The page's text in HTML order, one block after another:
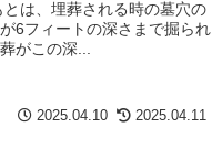
とは、埋葬される時の墓穴の
6フィートの深さまで掘られ
がこの深...
2025.04.10 2025.04.11